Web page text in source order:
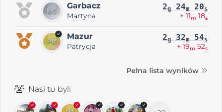
Garbacz
Martyna
2g 24m 20s
+ 11m 18s
Mazur
Patrycja
2g 32m 54s
+ 19m 52s
Pełna lista wyników
Nasi tu byli